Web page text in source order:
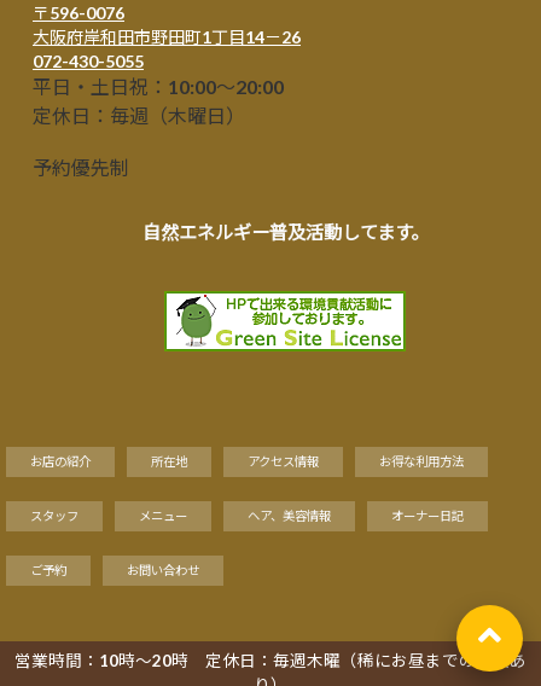
営業時間：10時～20時 定休日：毎週木曜（稀にお昼までの営業あ
〒596-0076
大阪府岸和田市野田町1丁目14－26
072-430-5055
平日・土日祝：10:00～20:00
定休日：毎週（木曜日）
予約優先制
自然エネルギー普及活動してます。
お店の紹介 所在地 アクセス情報 お得な利用方法
スタッフ メニュー ヘア、美容情報 オーナー日記
ご予約 お問い合わせ
Copyright©